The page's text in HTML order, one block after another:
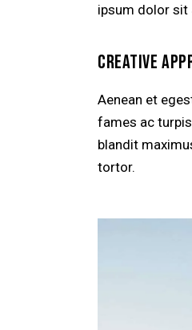
ipsum dolor sit
CREATIVE
Aenean et
fames ac
blandit
tortor.